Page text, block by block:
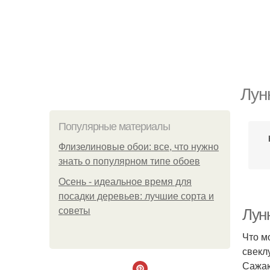
Популярные материалы
Флизелиновые обои: все, что нужно
знать о популярном типе обоев
Осень - идеальное время для
посадки деревьев: лучшие сорта и
советы
Что